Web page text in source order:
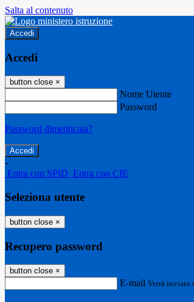
Salta al contenuto
Accedi
Accedi
button close ×
Nome Utente
Password
Password dimenticata?
-
Entra con SPID Entra con CIE
Seleziona utente
button close ×
Recupero password
button close ×
E-mail Verrà inviato